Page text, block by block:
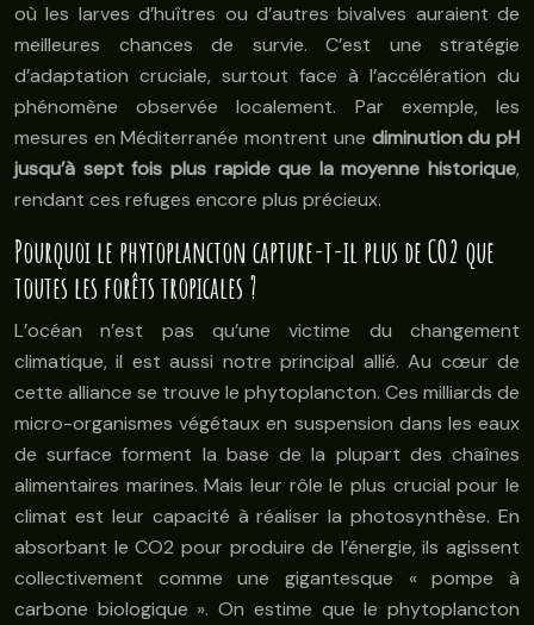
où les larves d’huîtres ou d’autres bivalves auraient de
meilleures chances de survie. C’est une stratégie
d’adaptation cruciale, surtout face à l’accélération du
phénomène observée localement. Par exemple, les
mesures en Méditerranée montrent une diminution du pH
jusqu’à sept fois plus rapide que la moyenne historique,
rendant ces refuges encore plus précieux.
Pourquoi le phytoplancton capture-t-il plus de CO2 que
toutes les forêts tropicales ?
L’océan n’est pas qu’une victime du changement
climatique, il est aussi notre principal allié. Au cœur de
cette alliance se trouve le phytoplancton. Ces milliards de
micro-organismes végétaux en suspension dans les eaux
de surface forment la base de la plupart des chaînes
alimentaires marines. Mais leur rôle le plus crucial pour le
climat est leur capacité à réaliser la photosynthèse. En
absorbant le CO2 pour produire de l’énergie, ils agissent
collectivement comme une gigantesque « pompe à
carbone biologique ». On estime que le phytoplancton